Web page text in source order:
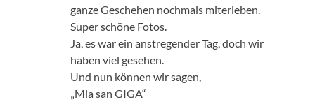
ganze Geschehen nochmals miterleben.
Super schöne Fotos.
Ja, es war ein anstregender Tag, doch wir
haben viel gesehen.
Und nun können wir sagen,
„Mia san GIGA“